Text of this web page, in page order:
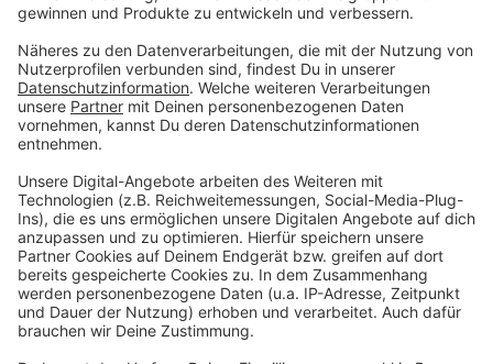
Salz, Pfeffer, Zucker
Balsamico Essig
Olivenöl
1 Limette
Anzeige
Und so bereitet ihr das Essen zu:
Anzeige